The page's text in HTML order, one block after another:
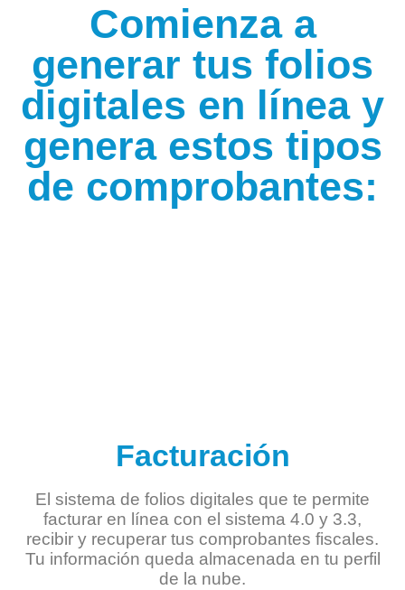
Comienza a
generar tus folios
digitales en línea y
genera estos tipos
de comprobantes:
Facturación
El sistema de folios digitales que te permite
facturar en línea con el sistema 4.0 y 3.3,
recibir y recuperar tus comprobantes fiscales.
Tu información queda almacenada en tu perfil
de la nube.